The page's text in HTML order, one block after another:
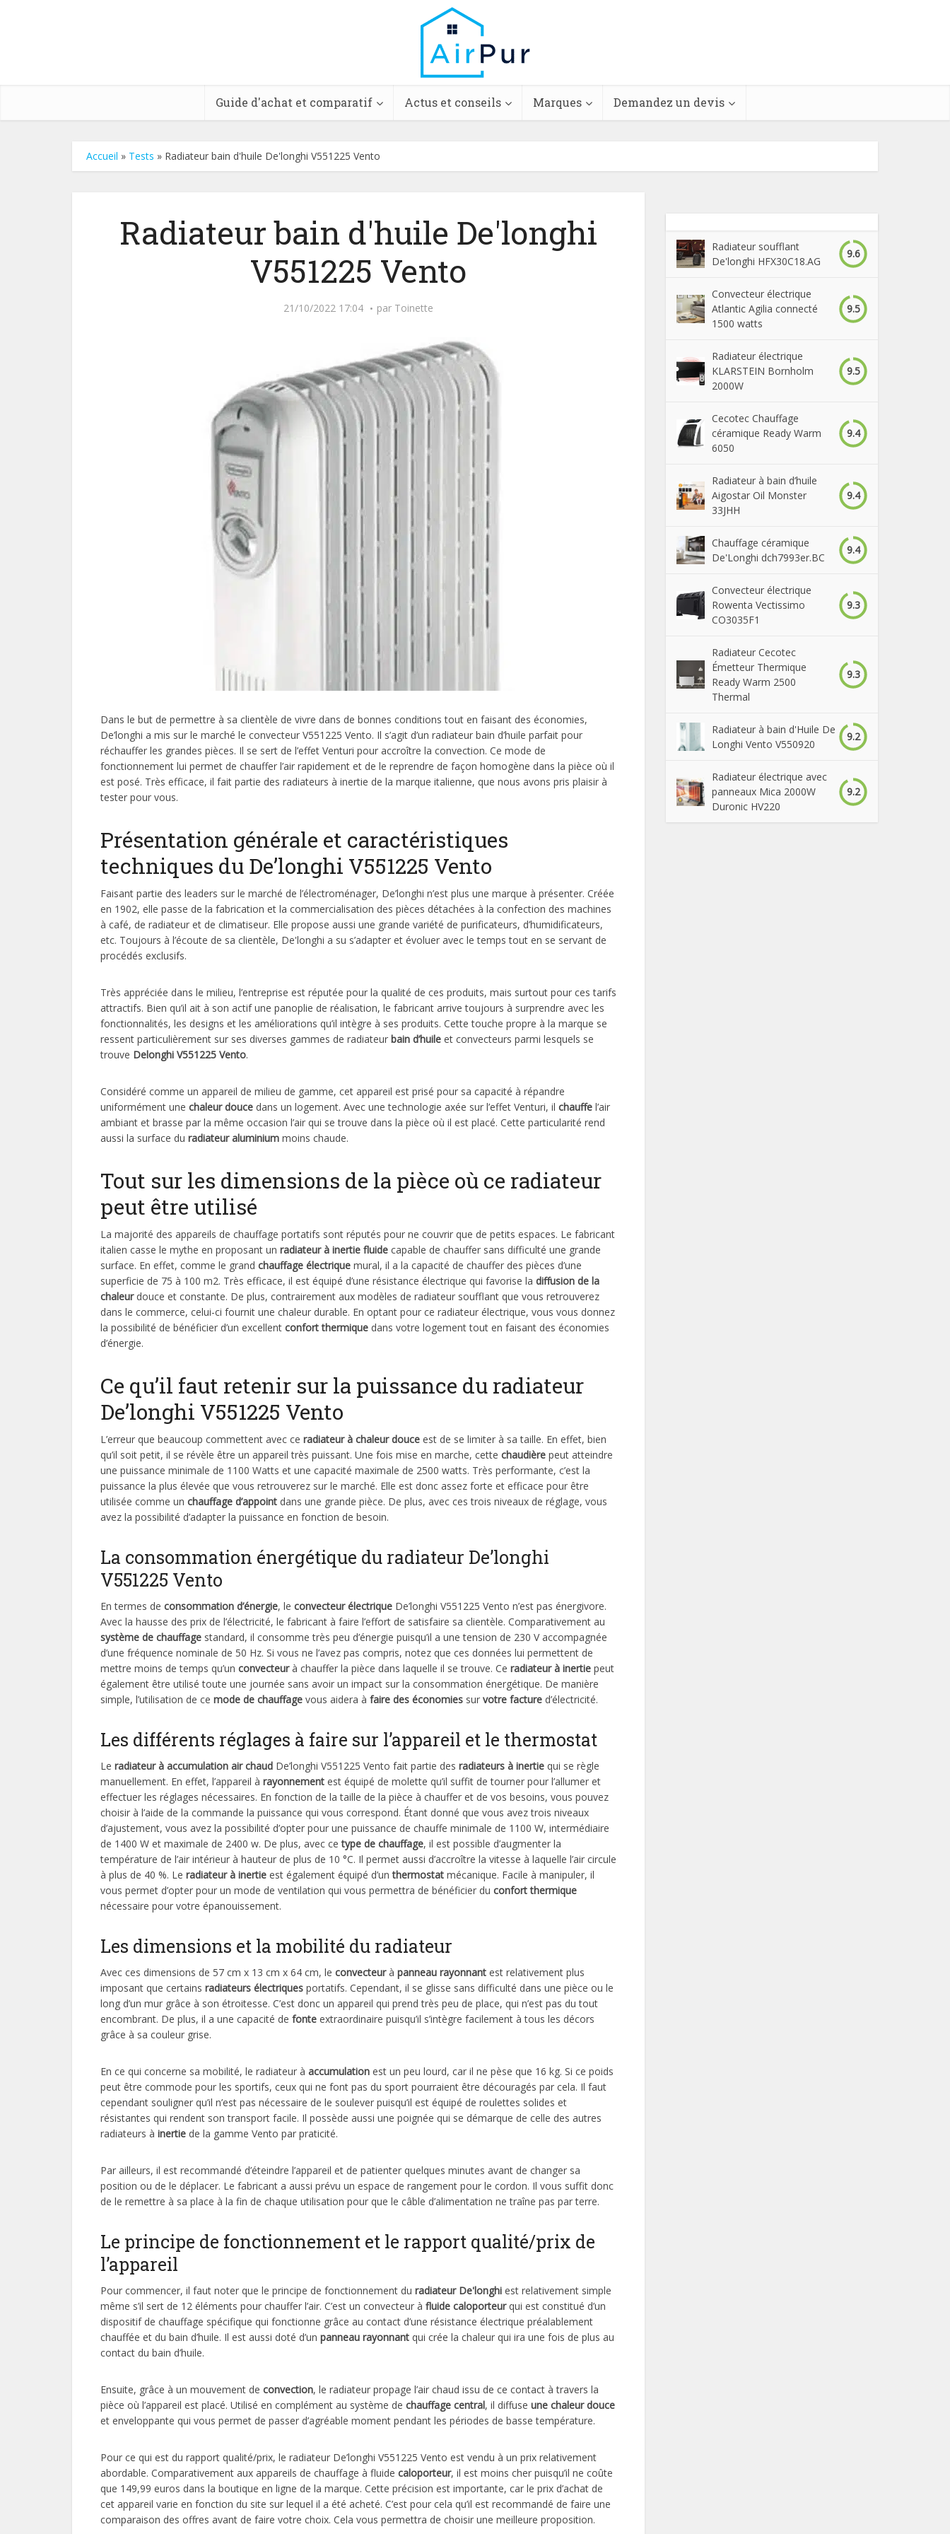
Guide d'achat et comparatif Actus et conseils Marques Demandez un devis
Accueil » Tests » Radiateur bain d'huile De'longhi V551225 Vento
Radiateur bain d'huile De'longhi
V551225 Vento
21/10/2022 17:04 par Toinette
Dans le but de permettre à sa clientèle de vivre dans de bonnes conditions tout en faisant des économies,
De’longhi a mis sur le marché le convecteur V551225 Vento. Il s’agit d’un radiateur bain d’huile parfait pour
réchauffer les grandes pièces. Il se sert de l’effet Venturi pour accroître la convection. Ce mode de
fonctionnement lui permet de chauffer l’air rapidement et de le reprendre de façon homogène dans la pièce où il
est posé. Très efficace, il fait partie des radiateurs à inertie de la marque italienne, que nous avons pris plaisir à
tester pour vous.
Présentation générale et caractéristiques
techniques du De’longhi V551225 Vento
Faisant partie des leaders sur le marché de l’électroménager, De’longhi n’est plus une marque à présenter. Créée
en 1902, elle passe de la fabrication et la commercialisation des pièces détachées à la confection des machines
à café, de radiateur et de climatiseur. Elle propose aussi une grande variété de purificateurs, d’humidificateurs,
etc. Toujours à l’écoute de sa clientèle, De'longhi a su s’adapter et évoluer avec le temps tout en se servant de
procédés exclusifs.
Très appréciée dans le milieu, l’entreprise est réputée pour la qualité de ces produits, mais surtout pour ces tarifs
attractifs. Bien qu’il ait à son actif une panoplie de réalisation, le fabricant arrive toujours à surprendre avec les
fonctionnalités, les designs et les améliorations qu’il intègre à ses produits. Cette touche propre à la marque se
ressent particulièrement sur ses diverses gammes de radiateur bain d’huile et convecteurs parmi lesquels se
trouve Delonghi V551225 Vento.
Considéré comme un appareil de milieu de gamme, cet appareil est prisé pour sa capacité à répandre
uniformément une chaleur douce dans un logement. Avec une technologie axée sur l’effet Venturi, il chauffe l’air
ambiant et brasse par la même occasion l’air qui se trouve dans la pièce où il est placé. Cette particularité rend
aussi la surface du radiateur aluminium moins chaude.
Tout sur les dimensions de la pièce où ce radiateur
peut être utilisé
La majorité des appareils de chauffage portatifs sont réputés pour ne couvrir que de petits espaces. Le fabricant
italien casse le mythe en proposant un radiateur à inertie fluide capable de chauffer sans difficulté une grande
surface. En effet, comme le grand chauffage électrique mural, il a la capacité de chauffer des pièces d’une
superficie de 75 à 100 m2. Très efficace, il est équipé d’une résistance électrique qui favorise la diffusion de la
chaleurdouce et constante. De plus, contrairement aux modèles de radiateur soufflant que vous retrouverez
dans le commerce, celui-ci fournit une chaleur durable. En optant pour ce radiateur électrique, vous vous donnez
la possibilité de bénéficier d’un excellent confort thermique dans votre logement tout en faisant des économies
d’énergie.
Ce qu’il faut retenir sur la puissance du radiateur
De’longhi V551225 Vento
L’erreur que beaucoup commettent avec ce radiateur à chaleur douce est de se limiter à sa taille. En effet, bien
qu’il soit petit, il se révèle être un appareil très puissant. Une fois mise en marche, cette chaudière peut atteindre
une puissance minimale de 1100 Watts et une capacité maximale de 2500 watts. Très performante, c’est la
puissance la plus élevée que vous retrouverez sur le marché. Elle est donc assez forte et efficace pour être
utilisée comme un chauffage d’appoint dans une grande pièce. De plus, avec ces trois niveaux de réglage, vous
avez la possibilité d’adapter la puissance en fonction de besoin.
La consommation énergétique du radiateur De’longhi
V551225 Vento
En termes de consommation d’énergie, le convecteur électrique De’longhi V551225 Vento n’est pas énergivore.
Avec la hausse des prix de l’électricité, le fabricant à faire l’effort de satisfaire sa clientèle. Comparativement au
système de chauffage standard, il consomme très peu d’énergie puisqu’il a une tension de 230 V accompagnée
d’une fréquence nominale de 50 Hz. Si vous ne l’avez pas compris, notez que ces données lui permettent de
mettre moins de temps qu’un convecteurà chauffer la pièce dans laquelle il se trouve. Ce radiateur à inertie peut
également être utilisé toute une journée sans avoir un impact sur la consommation énergétique. De manière
simple, l’utilisation de ce mode de chauffage vous aidera à faire des économies sur votre facture d’électricité.
Les différents réglages à faire sur l’appareil et le thermostat
Le radiateur à accumulation air chaud De’longhi V551225 Vento fait partie des radiateurs à inertie qui se règle
manuellement. En effet, l’appareil à rayonnement est équipé de molette qu’il suffit de tourner pour l’allumer et
effectuer les réglages nécessaires. En fonction de la taille de la pièce à chauffer et de vos besoins, vous pouvez
choisir à l’aide de la commande la puissance qui vous correspond. Étant donné que vous avez trois niveaux
d’ajustement, vous avez la possibilité d’opter pour une puissance de chauffe minimale de 1100 W, intermédiaire
de 1400 W et maximale de 2400 w. De plus, avec cetype de chauffage, il est possible d’augmenter la
température de l’air intérieur à hauteur de plus de 10 °C. Il permet aussi d’accroître la vitesse à laquelle l’air circule
à plus de 40 %. Le radiateur à inertie est également équipé d’unthermostat mécanique. Facile à manipuler, il
vous permet d’opter pour un mode de ventilation qui vous permettra de bénéficier du confort thermique
nécessaire pour votre épanouissement.
Les dimensions et la mobilité du radiateur
Avec ces dimensions de 57 cm x 13 cm x 64 cm, le convecteurà panneau rayonnant est relativement plus
imposant que certains radiateurs électriques portatifs. Cependant, il se glisse sans difficulté dans une pièce ou le
long d’un mur grâce à son étroitesse. C’est donc un appareil qui prend très peu de place, qui n’est pas du tout
encombrant. De plus, il a une capacité de fonte extraordinaire puisqu’il s’intègre facilement à tous les décors
grâce à sa couleur grise.
En ce qui concerne sa mobilité, le radiateur à accumulation est un peu lourd, car il ne pèse que 16 kg. Si ce poids
peut être commode pour les sportifs, ceux qui ne font pas du sport pourraient être découragés par cela. Il faut
cependant souligner qu’il n’est pas nécessaire de le soulever puisqu’il est équipé de roulettes solides et
résistantes qui rendent son transport facile. Il possède aussi une poignée qui se démarque de celle des autres
radiateurs à inertie de la gamme Vento par praticité.
Par ailleurs, il est recommandé d’éteindre l’appareil et de patienter quelques minutes avant de changer sa
position ou de le déplacer. Le fabricant a aussi prévu un espace de rangement pour le cordon. Il vous suffit donc
de le remettre à sa place à la fin de chaque utilisation pour que le câble d’alimentation ne traîne pas par terre.
Le principe de fonctionnement et le rapport qualité/prix de
l’appareil
Pour commencer, il faut noter que le principe de fonctionnement du radiateur De'longhi est relativement simple
même s’il sert de 12 éléments pour chauffer l’air. C’est un convecteur à fluide caloporteurqui est constitué d’un
dispositif de chauffage spécifique qui fonctionne grâce au contact d’une résistance électrique préalablement
chauffée et du bain d’huile. Il est aussi doté d’un panneau rayonnant qui crée la chaleur qui ira une fois de plus au
contact du bain d’huile.
Ensuite, grâce à un mouvement de convection, le radiateur propage l’air chaud issu de ce contact à travers la
pièce où l’appareil est placé. Utilisé en complément au système de chauffage central, il diffuse une chaleur douce
et enveloppante qui vous permet de passer d’agréable moment pendant les périodes de basse température.
Pour ce qui est du rapport qualité/prix, le radiateur De’longhi V551225 Vento est vendu à un prix relativement
abordable. Comparativement aux appareils de chauffage à fluide caloporteur, il est moins cher puisqu’il ne coûte
que 149,99 euros dans la boutique en ligne de la marque. Cette précision est importante, car le prix d’achat de
cet appareil varie en fonction du site sur lequel il a été acheté. C’est pour cela qu’il est recommandé de faire une
comparaison des offres avant de faire votre choix. Cela vous permettra de choisir une meilleure proposition.
Radiateur soufflant
De'longhi HFX30C18.AG
9.6
Convecteur électrique
Atlantic Agilia connecté
1500 watts
9.5
Radiateur électrique
KLARSTEIN Bornholm
2000W
9.5
Cecotec Chauffage
céramique Ready Warm
6050
9.4
Radiateur à bain d’huile
Aigostar Oil Monster
33JHH
9.4
Chauffage céramique
De'Longhi dch7993er.BC
9.4
Convecteur électrique
Rowenta Vectissimo
CO3035F1
9.3
Radiateur Cecotec
Émetteur Thermique
Ready Warm 2500
Thermal
9.3
Radiateur à bain d'Huile De
Longhi Vento V550920
9.2
Radiateur électrique avec
panneaux Mica 2000W
Duronic HV220
9.2